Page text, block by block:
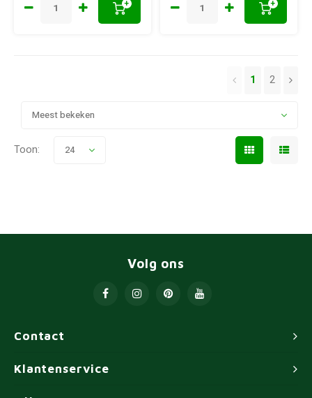
+ +
Meest bekeken
1 2
Toon: 24
Contact
Volg ons
Klantenservice